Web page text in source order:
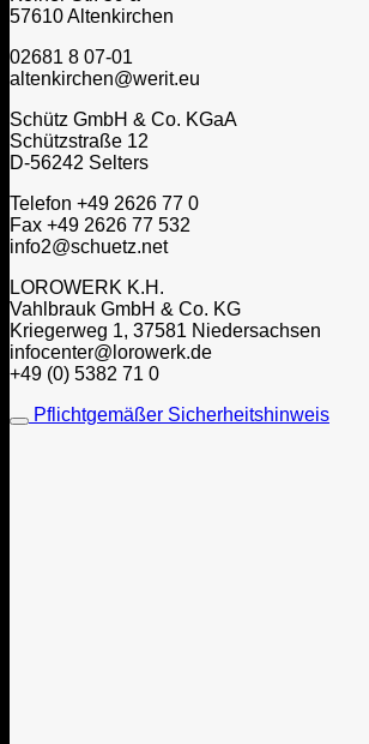
57610 Altenkirchen
02681 8 07-01
altenkirchen@werit.eu
Schütz GmbH & Co. KGaA
Schützstraße 12
D-56242 Selters
Telefon +49 2626 77 0
Fax +49 2626 77 532
info2@schuetz.net
LOROWERK K.H.
Vahlbrauk GmbH & Co. KG
Kriegerweg 1, 37581 Niedersachsen
infocenter@lorowerk.de
+49 (0) 5382 71 0
Pflichtgemäßer Sicherheitshinweis